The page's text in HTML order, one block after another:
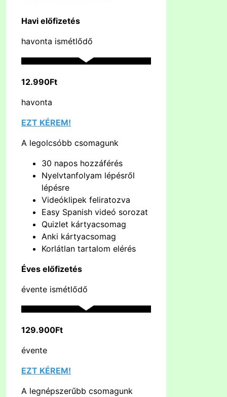
Havi előfizetés
havonta ismétlődő
12.990Ft
havonta
EZT KÉREM!
A legolcsóbb csomagunk
30 napos hozzáférés
Nyelvtanfolyam lépésről
lépésre
Videóklipek feliratozva
Easy Spanish videó sorozat
Quizlet kártyacsomag
Anki kártyacsomag
Korlátlan tartalom elérés
Éves előfizetés
évente ismétlődő
129.900Ft
évente
EZT KÉREM!
A legnépszerűbb csomagunk